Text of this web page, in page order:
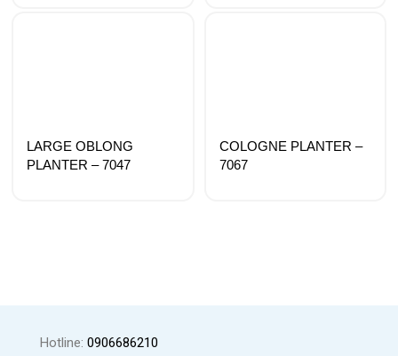
LARGE OBLONG
PLANTER – 7047
COLOGNE PLANTER –
7067
Hotline: 0906686210